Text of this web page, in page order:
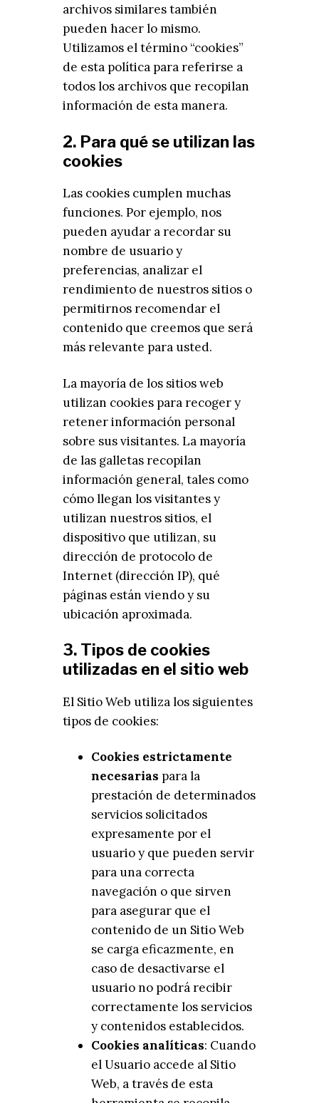
archivos similares también
pueden hacer lo mismo.
Utilizamos el término “cookies”
de esta política para referirse a
todos los archivos que recopilan
información de esta manera.
2. Para qué se utilizan las
cookies
Las cookies cumplen muchas
funciones. Por ejemplo, nos
pueden ayudar a recordar su
nombre de usuario y
preferencias, analizar el
rendimiento de nuestros sitios o
permitirnos recomendar el
contenido que creemos que será
más relevante para usted.
La mayoría de los sitios web
utilizan cookies para recoger y
retener información personal
sobre sus visitantes. La mayoría
de las galletas recopilan
información general, tales como
cómo llegan los visitantes y
utilizan nuestros sitios, el
dispositivo que utilizan, su
dirección de protocolo de
Internet (dirección IP), qué
páginas están viendo y su
ubicación aproximada.
3. Tipos de cookies
utilizadas en el sitio web
El Sitio Web utiliza los siguientes
tipos de cookies:
Cookies estrictamente
necesarias para la
prestación de determinados
servicios solicitados
expresamente por el
usuario y que pueden servir
para una correcta
navegación o que sirven
para asegurar que el
contenido de un Sitio Web
se carga eficazmente, en
caso de desactivarse el
usuario no podrá recibir
correctamente los servicios
y contenidos establecidos.
Cookies analíticas: Cuando
el Usuario accede al Sitio
Web, a través de esta